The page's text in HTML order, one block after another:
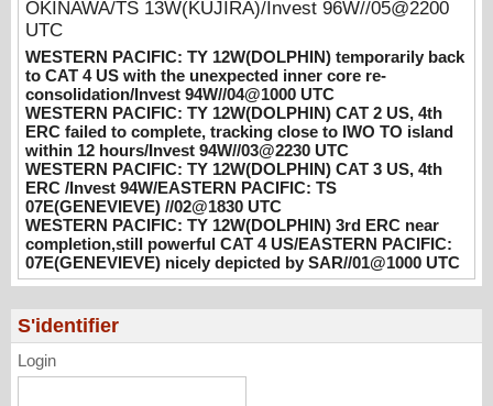
WESTERN PACIFIC: TY 12W(DOLPHIN)
tracking close to IWO TO island within 12
hours/Invest 94W//03@2230 UTC
08/04/2026 -PATRICK HOAREAU
WESTERN PACIFIC: TY 12W(DOLPHIN)
CAT 3 US, 4th ERC /Invest 94W/EASTERN
PACIFIC: TS 07E(GENEVIEVE) //02@1830
UTC
08/02/2026 -PATRICK HOAREAU
WESTERN PACIFIC: TY 12W(DOLPHIN)
4 US/EASTERN PACIFIC: 07E(GENEVIEVE)
nicely depicted by SAR//01@1000 UTC
08/01/2026
OKINAWA/TS 13W(KUJIRA)/Invest 96W//05@2200
UTC
WESTERN PACIFIC: TY 12W(DOLPHIN) temporarily back
to CAT 4 US with the unexpected inner core re-
consolidation/Invest 94W//04@1000 UTC
WESTERN PACIFIC: TY 12W(DOLPHIN) CAT 2 US, 4th
ERC failed to complete, tracking close to IWO TO island
within 12 hours/Invest 94W//03@2230 UTC
WESTERN PACIFIC: TY 12W(DOLPHIN) CAT 3 US, 4th
ERC /Invest 94W/EASTERN PACIFIC: TS
07E(GENEVIEVE) //02@1830 UTC
WESTERN PACIFIC: TY 12W(DOLPHIN) 3rd ERC near
completion,still powerful CAT 4 US/EASTERN PACIFIC:
07E(GENEVIEVE) nicely depicted by SAR//01@1000 UTC
S'identifier
Login